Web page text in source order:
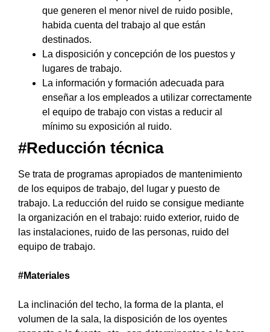
que generen el menor nivel de ruido posible,
habida cuenta del trabajo al que están
destinados.
La disposición y concepción de los puestos y
lugares de trabajo.
La información y formación adecuada para
enseñar a los empleados a utilizar correctamente
el equipo de trabajo con vistas a reducir al
mínimo su exposición al ruido.
#Reducción técnica
Se trata de programas apropiados de mantenimiento
de los equipos de trabajo, del lugar y puesto de
trabajo. La reducción del ruido se consigue mediante
la organización en el trabajo: ruido exterior, ruido de
las instalaciones, ruido de las personas, ruido del
equipo de trabajo.
#Materiales
La inclinación del techo, la forma de la planta, el
volumen de la sala, la disposición de los oyentes